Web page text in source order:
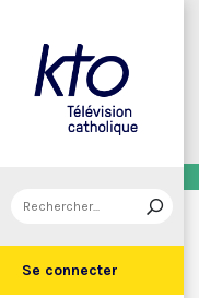
Se connecter